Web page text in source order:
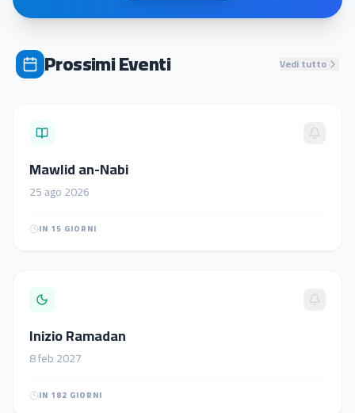
Prossimi Eventi Vedi tutto
Mawlid an-Nabi
25ago2026
IN 15 GIORNI
Inizio Ramadan
8feb2027
IN 182 GIORNI